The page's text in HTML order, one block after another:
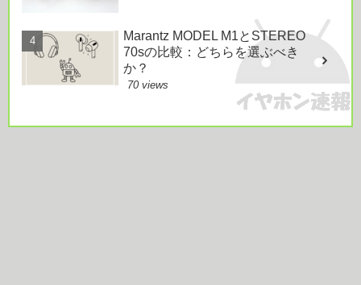
Marantz MODEL M1とSTEREO
70sの比較：どちらを選ぶべき
か？
70 views